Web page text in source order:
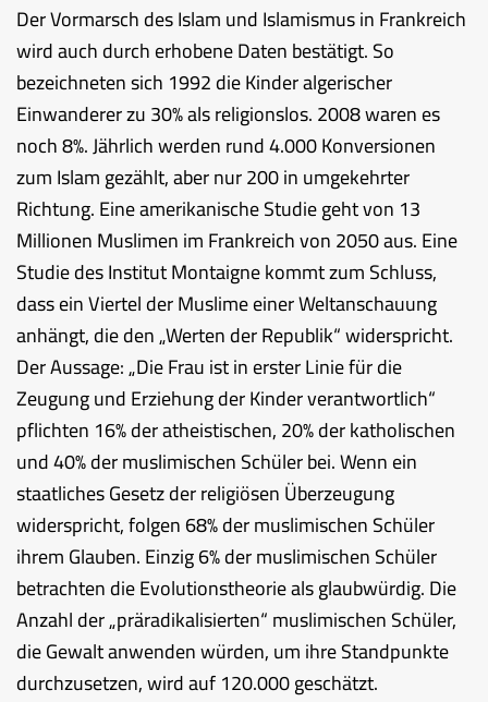
Der Vormarsch des Islam und Islamismus in Frankreich
wird auch durch erhobene Daten bestätigt. So
bezeichneten sich 1992 die Kinder algerischer
Einwanderer zu 30% als religionslos. 2008 waren es
noch 8%. Jährlich werden rund 4.000 Konversionen
zum Islam gezählt, aber nur 200 in umgekehrter
Richtung. Eine amerikanische Studie geht von 13
Millionen Muslimen im Frankreich von 2050 aus. Eine
Studie des Institut Montaigne kommt zum Schluss,
dass ein Viertel der Muslime einer Weltanschauung
anhängt, die den „Werten der Republik“ widerspricht.
Der Aussage: „Die Frau ist in erster Linie für die
Zeugung und Erziehung der Kinder verantwortlich“
pflichten 16% der atheistischen, 20% der katholischen
und 40% der muslimischen Schüler bei. Wenn ein
staatliches Gesetz der religiösen Überzeugung
widerspricht, folgen 68% der muslimischen Schüler
ihrem Glauben. Einzig 6% der muslimischen Schüler
betrachten die Evolutionstheorie als glaubwürdig. Die
Anzahl der „präradikalisierten“ muslimischen Schüler,
die Gewalt anwenden würden, um ihre Standpunkte
durchzusetzen, wird auf 120.000 geschätzt.